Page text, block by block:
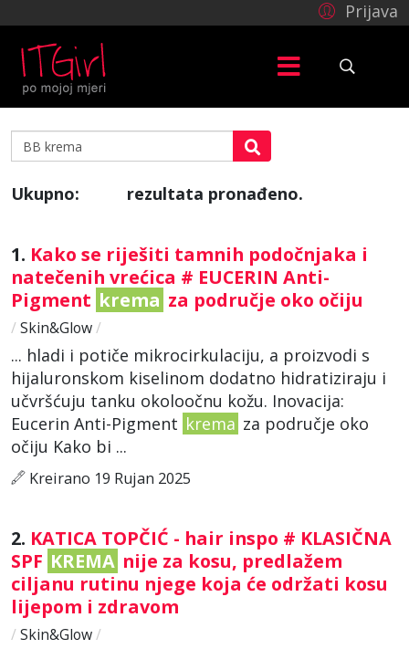
Prijava
Ukupno: rezultata pronađeno.
1. Kako se riješiti tamnih podočnjaka i
natečenih vrećica # EUCERIN Anti-
Pigment krema za područje oko očiju
/ Skin&Glow/
... hladi i potiče mikrocirkulaciju, a proizvodi s
hijaluronskom kiselinom dodatno hidratiziraju i
učvršćuju tanku okoloočnu kožu. Inovacija:
Eucerin Anti-Pigment krema za područje oko
očiju Kako bi ...
Kreirano 19 Rujan 2025
2. KATICA TOPČIĆ - hair inspo # KLASIČNA
SPF KREMA nije za kosu, predlažem
ciljanu rutinu njege koja će održati kosu
lijepom i zdravom
/ Skin&Glow/